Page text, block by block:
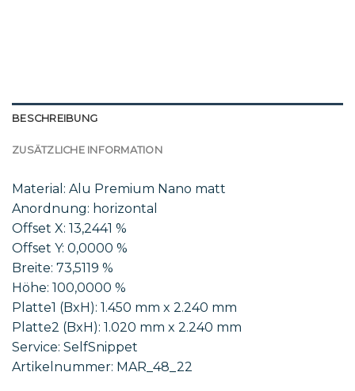
BESCHREIBUNG
ZUSÄTZLICHE INFORMATION
Material: Alu Premium Nano matt
Anordnung: horizontal
Offset X: 13,2441 %
Offset Y: 0,0000 %
Breite: 73,5119 %
Höhe: 100,0000 %
Platte1 (BxH): 1.450 mm x 2.240 mm
Platte2 (BxH): 1.020 mm x 2.240 mm
Service: SelfSnippet
Artikelnummer: MAR_48_22